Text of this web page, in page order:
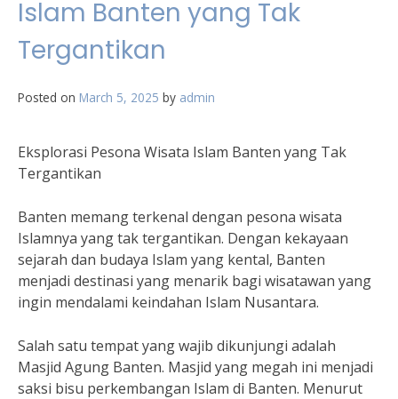
Islam Banten yang Tak
Tergantikan
Posted on March 5, 2025 by admin
Eksplorasi Pesona Wisata Islam Banten yang Tak
Tergantikan
Banten memang terkenal dengan pesona wisata
Islamnya yang tak tergantikan. Dengan kekayaan
sejarah dan budaya Islam yang kental, Banten
menjadi destinasi yang menarik bagi wisatawan yang
ingin mendalami keindahan Islam Nusantara.
Salah satu tempat yang wajib dikunjungi adalah
Masjid Agung Banten. Masjid yang megah ini menjadi
saksi bisu perkembangan Islam di Banten. Menurut